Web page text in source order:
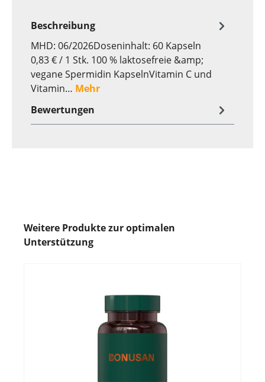
Beschreibung
MHD: 06/2026Doseninhalt: 60 Kapseln
0,83 € / 1 Stk. 100 % laktosefreie &amp;
vegane Spermidin KapselnVitamin C und
Vitamin… Mehr
Bewertungen
Weitere Produkte zur optimalen
Unterstützung